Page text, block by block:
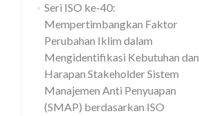
Seri ISO ke-40:
Mempertimbangkan Faktor
Perubahan Iklim dalam
Mengidentifikasi Kebutuhan dan
Harapan Stakeholder Sistem
Manajemen Anti Penyuapan
(SMAP) berdasarkan ISO